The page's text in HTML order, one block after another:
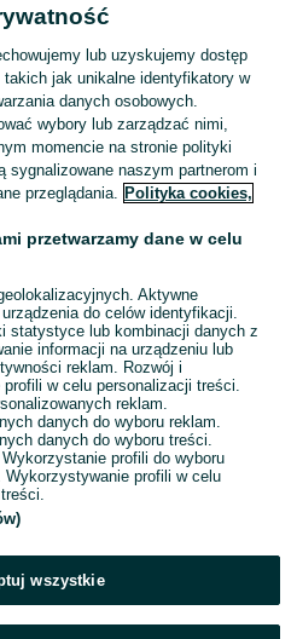
2 roślin gałązek zielonych
zł z Pakietem Ochronnym
2026
2026
3 ... 18
lub uzyskujemy dostęp
jak unikalne identyfikatory w
danych osobowych.
wybory lub zarządzać nimi,
momencie na stronie polityki
sygnalizowane naszym partnerom i
przeglądania. Polityka cookies,
przetwarzamy dane w celu
Aktywne
do celów identyfikacji.
statystyce lub kombinacji danych z
informacji na urządzeniu lub
reklam. Rozwój i
profili w celu personalizacji treści.
reklam.
danych do wyboru reklam.
danych do wyboru treści.
profili do wyboru
profili w celu
wszystkie